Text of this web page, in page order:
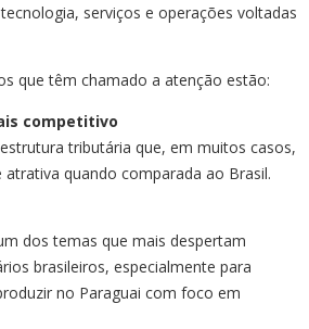
serviços e operações voltadas
que têm chamado a atenção estão:
competitivo
tributária que, em muitos casos,
quando comparada ao Brasil.
dos temas que mais despertam
brasileiros, especialmente para
no Paraguai com foco em